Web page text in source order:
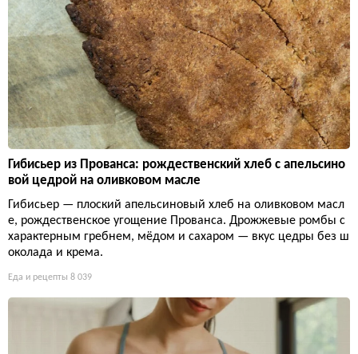
Гибисьер из Прованса: рождественский хлеб с апельсино
вой цедрой на оливковом масле
Гибисьер — плоский апельсиновый хлеб на оливковом масл
е, рождественское угощение Прованса. Дрожжевые ромбы с
характерным гребнем, мёдом и сахаром — вкус цедры без ш
околада и крема.
Еда и рецепты 8 039